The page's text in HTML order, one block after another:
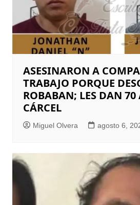
ASESINARON A
TRABAJO PORQUE
ROBABAN; LES DAN 70
CÁRCEL
Miguel Olvera agosto 6,